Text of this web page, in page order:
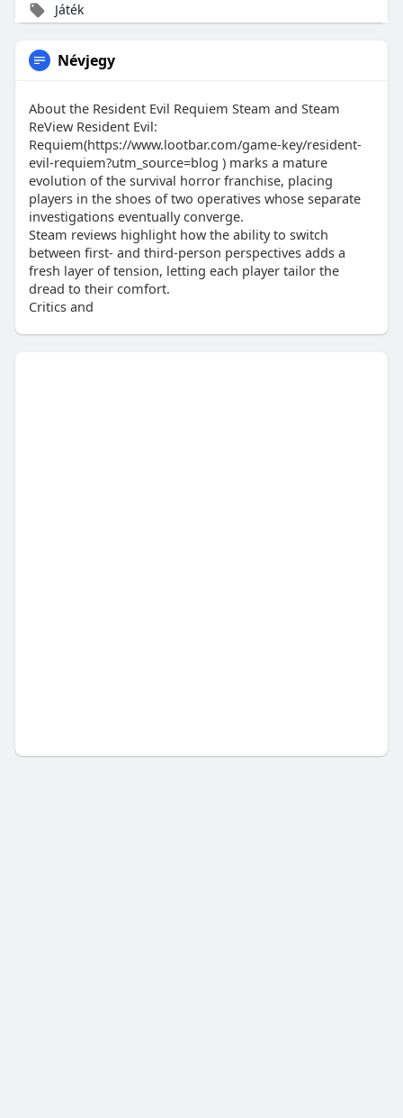
Játék
Névjegy
About the Resident Evil Requiem Steam and Steam
ReView Resident Evil:
Requiem(https://www.lootbar.com/game-key/resident-
evil-requiem?utm_source=blog ) marks a mature
evolution of the survival horror franchise, placing
players in the shoes of two operatives whose separate
investigations eventually converge.
Steam reviews highlight how the ability to switch
between first- and third-person perspectives adds a
fresh layer of tension, letting each player tailor the
dread to their comfort.
Critics and